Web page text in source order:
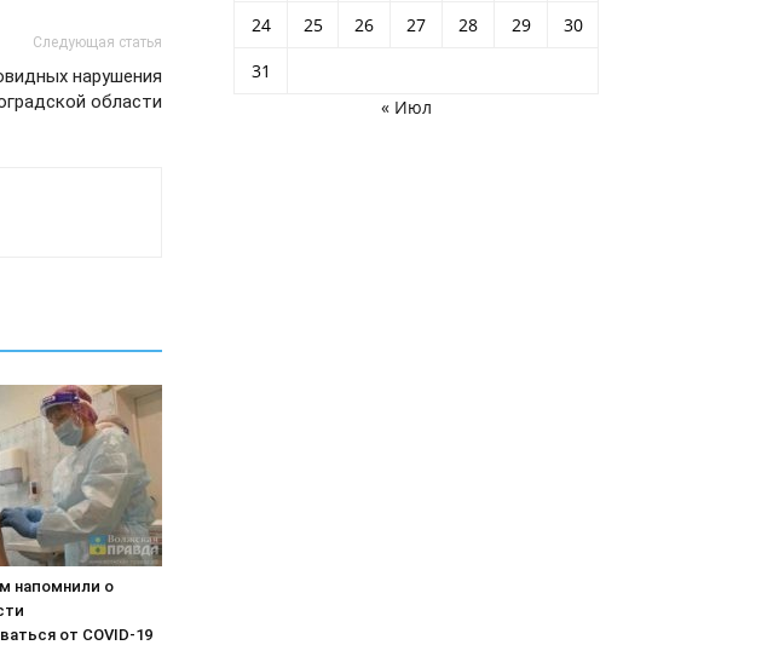
Следующая статья
нарушения
области
напомнили о
от COVID-19
24
25 26 27 28 29
30
31
« Июл